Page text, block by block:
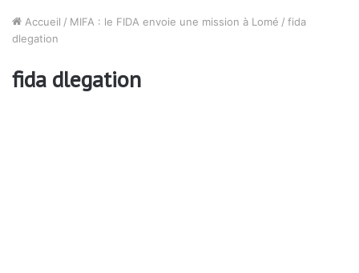
Accueil / MIFA : le FIDA envoie une mission à Lomé / fida
dlegation
fida dlegation